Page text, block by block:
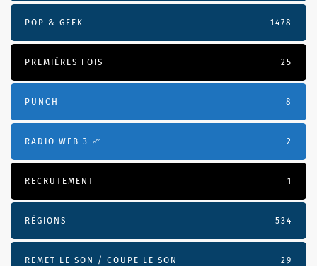
POP & GEEK 1478
PREMIÈRES FOIS 25
PUNCH 8
RADIO WEB 3 📈 2
RECRUTEMENT 1
RÉGIONS 534
REMET LE SON / COUPE LE SON 29